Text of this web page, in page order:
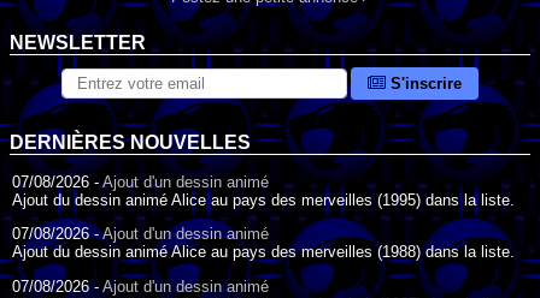
NEWSLETTER
S'inscrire
DERNIÈRES NOUVELLES
07/08/2026 -Ajout d'un dessin animé
Ajout du dessin animé Alice au pays des merveilles (1995) dans la liste.
07/08/2026 -Ajout d'un dessin animé
Ajout du dessin animé Alice au pays des merveilles (1988) dans la liste.
07/08/2026 -Ajout d'un dessin animé